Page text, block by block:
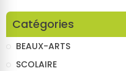
Catégories
BEAUX-ARTS
SCOLAIRE